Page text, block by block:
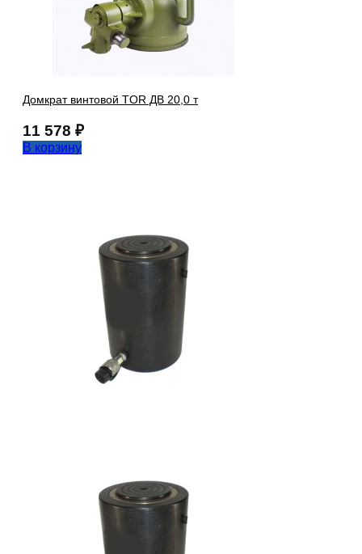
Домкрат винтовой TOR ДВ 20,0 т
11 578 ₽
В корзину